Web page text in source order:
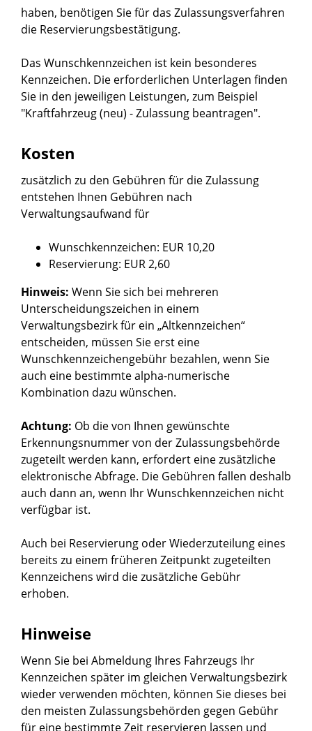
haben, benötigen Sie für das Zulassungsverfahren
die Reservierungsbestätigung.
Das Wunschkennzeichen ist kein besonderes
Kennzeichen. Die erforderlichen Unterlagen finden
Sie in den jeweiligen Leistungen, zum Beispiel
"Kraftfahrzeug (neu) - Zulassung beantragen".
Kosten
zusätzlich zu den Gebühren für die Zulassung
entstehen Ihnen Gebühren nach
Verwaltungsaufwand für
Wunschkennzeichen: EUR 10,20
Reservierung: EUR 2,60
Hinweis: Wenn Sie sich bei mehreren
Unterscheidungszeichen in einem
Verwaltungsbezirk für ein „Altkennzeichen“
entscheiden, müssen Sie erst eine
Wunschkennzeichengebühr bezahlen, wenn Sie
auch eine bestimmte alpha-numerische
Kombination dazu wünschen.
Achtung: Ob die von Ihnen gewünschte
Erkennungsnummer von der Zulassungsbehörde
zugeteilt werden kann, erfordert eine zusätzliche
elektronische Abfrage. Die Gebühren fallen deshalb
auch dann an, wenn Ihr Wunschkennzeichen nicht
verfügbar ist.
Auch bei Reservierung oder Wiederzuteilung eines
bereits zu einem früheren Zeitpunkt zugeteilten
Kennzeichens wird die zusätzliche Gebühr
erhoben.
Hinweise
Wenn Sie bei Abmeldung Ihres Fahrzeugs Ihr
Kennzeichen später im gleichen Verwaltungsbezirk
wieder verwenden möchten, können Sie dieses bei
den meisten Zulassungsbehörden gegen Gebühr
für eine bestimmte Zeit reservieren lassen und